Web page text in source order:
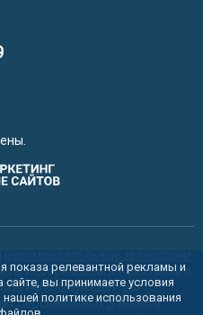
персонализации рекламы и
Используя сайт, вы
персональных данных в
релевантной рекламы и
сайте, вы принимаете условия
политике использования